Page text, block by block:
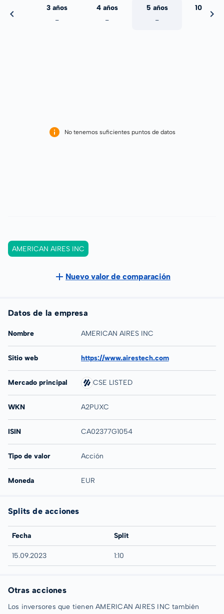
3 años
-
4 años
-
5 años
-
10 años
No tenemos suficientes puntos de datos
AMERICAN AIRES INC
Nuevo valor de comparación
Datos de la empresa
Nombre AMERICAN AIRES INC
Sitio web https://www.airestech.com
Mercado principal CSE LISTED
WKN A2PUXC
ISIN CA02377G1054
Tipo de valor Acción
Moneda EUR
Splits de acciones
Fecha Split
15.09.2023 1:10
Otras acciones
Los inversores que tienen AMERICAN AIRES INC también